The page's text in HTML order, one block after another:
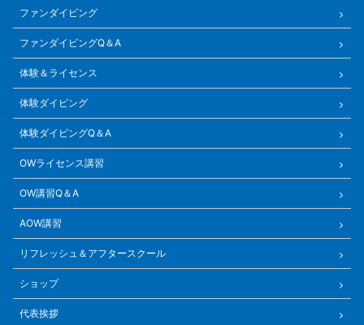
ファンダイビング
ファンダイビングQ＆A
体験＆ライセンス
体験ダイビング
体験ダイビングQ＆A
OWライセンス講習
OW講習Q＆A
AOW講習
リフレッシュ＆アフタースクール
ショップ
代表挨拶